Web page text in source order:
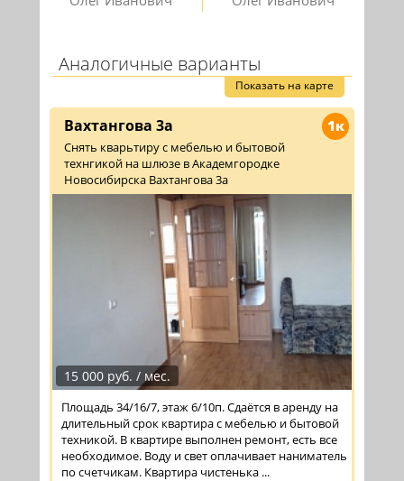
Аналогичные варианты
Показать на карте
1к
Вахтангова 3а
Снять кварьтиру с мебелью и бытовой
технгикой на шлюзе в Академгородке
Новосибирска Вахтангова 3а
15 000 руб. / мес.
Площадь 34/16/7, этаж 6/10п. Сдаётся в аренду на
длительный срок квартира с мебелью и бытовой
техникой. В квартире выполнен ремонт, есть все
необходимое. Воду и свет оплачивает наниматель
по счетчикам. Квартира чистенька ...